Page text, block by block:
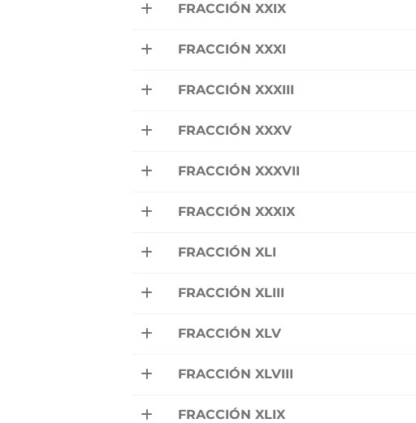
FRACCIÓN XXIX
FRACCIÓN XXXI
FRACCIÓN XXXIII
FRACCIÓN XXXV
FRACCIÓN XXXVII
FRACCIÓN XXXIX
FRACCIÓN XLI
FRACCIÓN XLIII
FRACCIÓN XLV
FRACCIÓN XLVIII
FRACCIÓN XLIX